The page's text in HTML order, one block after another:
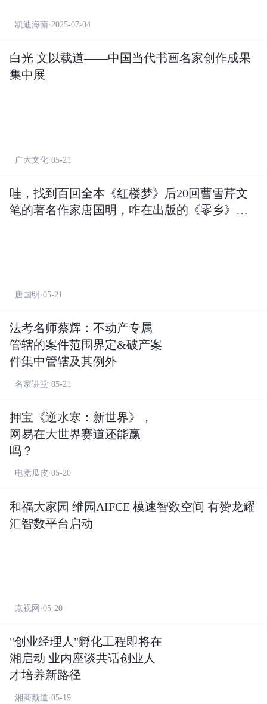
凯迪海南·2025-07-04
白光 文以载道——中国当代书画名家创作成果
集中展
广大文化·05-21
哇，找到百回全本《红楼梦》后20回曹雪芹文
笔的著名作家唐国明，咋在出版的《零乡》里
唐国明·05-21
法考名师蔡辉：不动产专属
管辖的案件范围界定&破产案
件集中管辖及其例外
名家讲堂·05-21
押宝《逆水寒：新世界》，
网易在大世界赛道还能赢
吗？
电竞瓜皮·05-20
和福大家园 维园AIFCE 模速智数空间 有赞龙耀
汇智数平台启动
京视网·05-20
"创业经理人"孵化工程即将在
湘启动 业内座谈共话创业人
才培养新路径
湘商频道·05-19